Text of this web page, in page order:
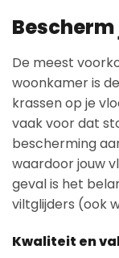
De meest
woonkamer is
krassen op je
vaak voor dat
bescherming
waardoor jouw
geval is het
viltglijders (ook
Kwaliteit en